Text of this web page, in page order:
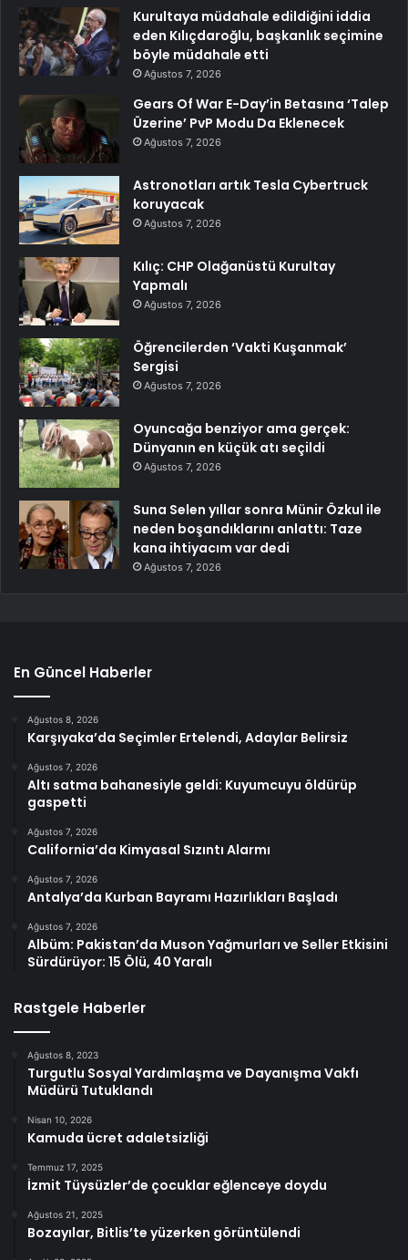
Kurultaya müdahale edildiğini iddia
eden Kılıçdaroğlu, başkanlık seçimine
böyle müdahale etti
Ağustos 7, 2026
Gears Of War E-Day’in Betasına ‘Talep
Üzerine’ PvP Modu Da Eklenecek
Ağustos 7, 2026
Astronotları artık Tesla Cybertruck
koruyacak
Ağustos 7, 2026
Kılıç: CHP Olağanüstü Kurultay
Yapmalı
Ağustos 7, 2026
Öğrencilerden ‘Vakti Kuşanmak’
Sergisi
Ağustos 7, 2026
Oyuncağa benziyor ama gerçek:
Dünyanın en küçük atı seçildi
Ağustos 7, 2026
Suna Selen yıllar sonra Münir Özkul ile
neden boşandıklarını anlattı: Taze
kana ihtiyacım var dedi
Ağustos 7, 2026
En Güncel Haberler
Ağustos 8, 2026
Karşıyaka’da Seçimler Ertelendi, Adaylar Belirsiz
Ağustos 7, 2026
Altı satma bahanesiyle geldi: Kuyumcuyu öldürüp
gaspetti
Ağustos 7, 2026
California’da Kimyasal Sızıntı Alarmı
Ağustos 7, 2026
Antalya’da Kurban Bayramı Hazırlıkları Başladı
Ağustos 7, 2026
Albüm: Pakistan’da Muson Yağmurları ve Seller Etkisini
Sürdürüyor: 15 Ölü, 40 Yaralı
Rastgele Haberler
Ağustos 8, 2023
Turgutlu Sosyal Yardımlaşma ve Dayanışma Vakfı
Müdürü Tutuklandı
Nisan 10, 2026
Kamuda ücret adaletsizliği
Temmuz 17, 2025
İzmit Tüysüzler’de çocuklar eğlenceye doydu
Ağustos 21, 2025
Bozayılar, Bitlis’te yüzerken görüntülendi